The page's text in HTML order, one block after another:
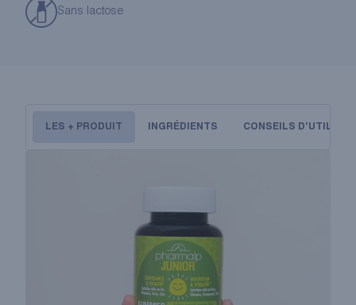
Sans lactose
LES + PRODUIT INGRÉDIENTS CONSEILS